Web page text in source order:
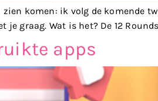
komen: ik volg de komende
je graag. Wat is het? De 12
apps